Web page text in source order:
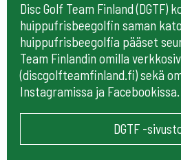
Disc Golf Team Finland (DGTF)
huippufrisbeegolfin saman
huippufrisbeegolfia pääset
Team Finlandin omilla
(discgolfteamfinland.fi) sekä
Instagramissa ja Facebookissa.
DGTF -